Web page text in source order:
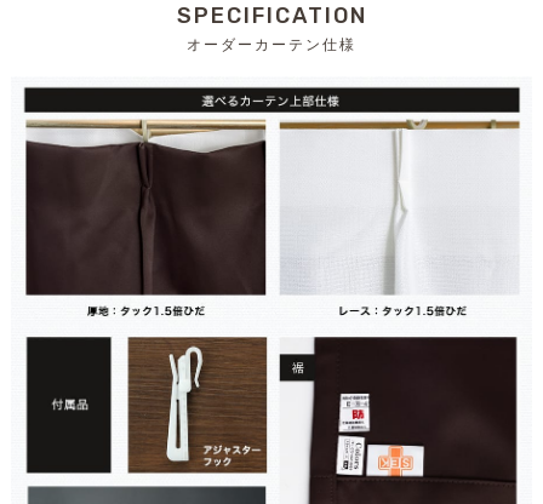
SPECIFICATION
オーダーカーテン仕様